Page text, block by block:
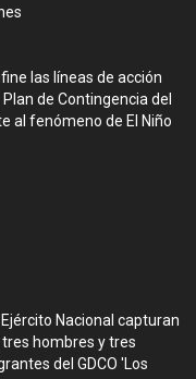
las líneas de acción
de Contingencia del
al fenómeno de El Niño
Nacional capturan
tres hombres y tres
del GDCO 'Los